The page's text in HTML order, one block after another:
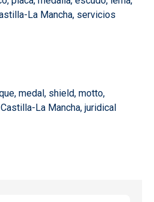
La Mancha, servicios
medal, shield, motto,
La Mancha, juridical